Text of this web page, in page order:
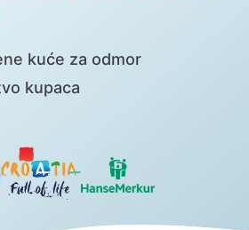
kuće za odmor
kupaca